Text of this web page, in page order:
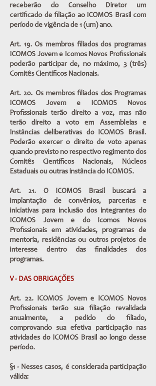
receberão do Conselho Diretor um
certificado de filiação ao ICOMOS Brasil com
período de vigência de 1 (um) ano.
Art. 19. Os membros filiados dos programas
ICOMOS Jovem e Icomos Novos Profissionais
poderão participar de, no máximo, 3 (três)
Comitês Científicos Nacionais.
Art. 20. Os membros filiados dos Programas
ICOMOS Jovem e ICOMOS Novos
Profissionais terão direito a voz, mas não
terão direito a voto em Assembleias e
Instâncias deliberativas do ICOMOS Brasil.
Poderão exercer o direito de voto apenas
quando previsto no respectivo regimento dos
Comitês Científicos Nacionais, Núcleos
Estaduais ou outras instância do ICOMOS.
Art. 21. O ICOMOS Brasil buscará a
implantação de convênios, parcerias e
iniciativas para inclusão dos integrantes do
ICOMOS Jovem e do Icomos Novos
Profissionais em atividades, programas de
mentoria, residências ou outros projetos de
interesse dentro das finalidades dos
programas.
V - DAS OBRIGAÇÕES
Art. 22. ICOMOS Jovem e ICOMOS Novos
Profissionais terão sua filiação revalidada
anualmente, a pedido do filiado,
comprovando sua efetiva participação nas
atividades do ICOMOS Brasil ao longo desse
período.
§1 - Nesses casos, é considerada participação
válida: